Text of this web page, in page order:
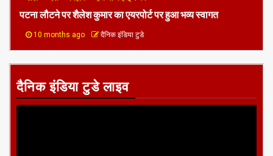
पटना लौटने पर शैलेश कुमार का एयरपोर्ट पर हुआ भव्य स्वागत
10 months ago दैनिक इंडिया टुडे
दैनिक इंडिया टुडे लाइव